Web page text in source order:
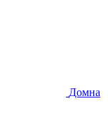
Домна